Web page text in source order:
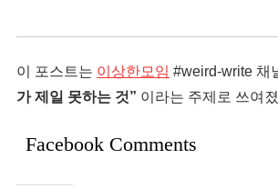
이 포스트는 이상한모임 #weird-write 채
가 제일 못하는 것” 이라는 주제로 쓰여
Facebook Comments